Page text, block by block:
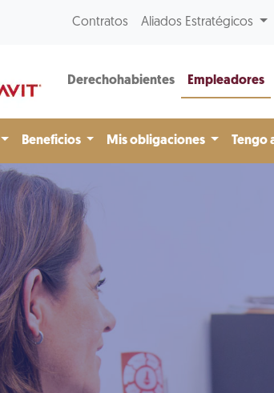
Contratos Aliados Estratégicos
Derechohabientes Empleadores
Beneficios Mis obligaciones Tengo